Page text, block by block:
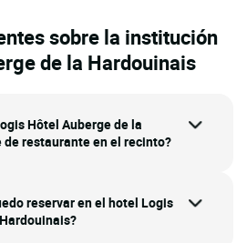
sobre la institución
de la Hardouinais
Hôtel Auberge de la
restaurante en el recinto?
reservar en el hotel Logis